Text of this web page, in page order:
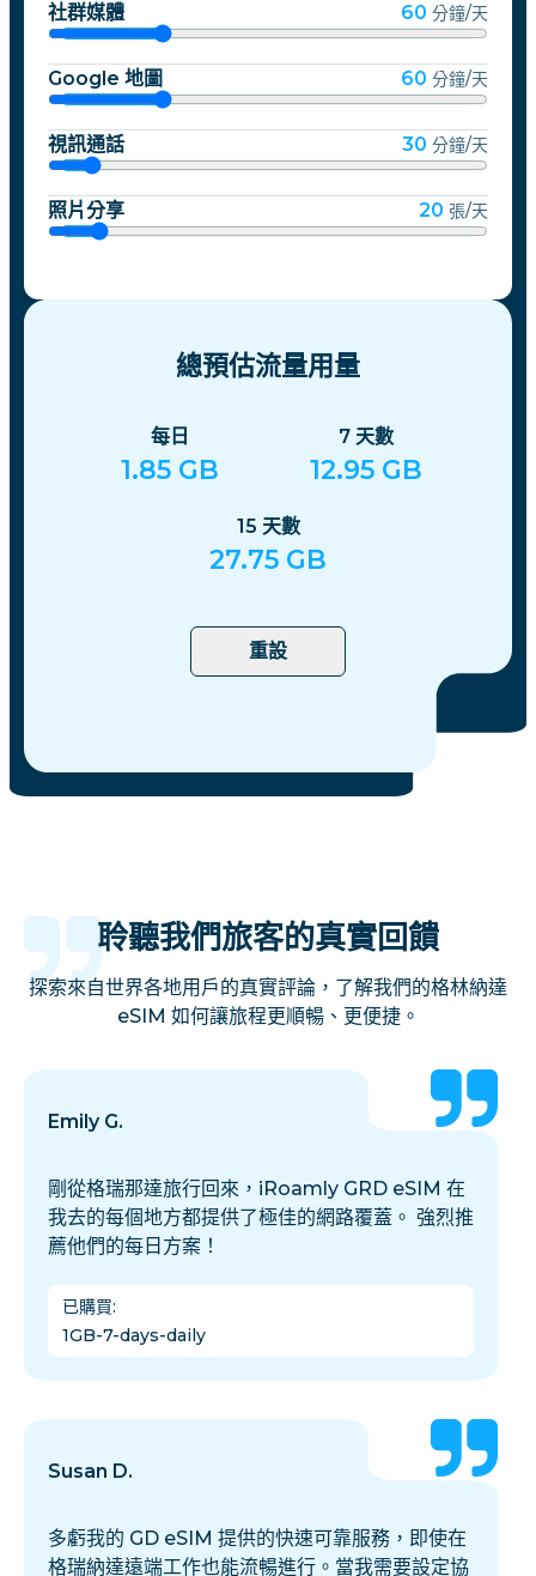
社群媒體 60 分鐘/天
Google 地圖 60 分鐘/天
視訊通話 30 分鐘/天
照片分享 20 張/天
總預估流量用量
每日
1.85 GB
7 天數
12.95 GB
15 天數
27.75 GB
重設
聆聽我們旅客的真實回饋
探索來自世界各地用戶的真實評論，了解我們的格林納達
eSIM 如何讓旅程更順暢、更便捷。
Emily G.
剛從格瑞那達旅行回來，iRoamly GRD eSIM 在
我去的每個地方都提供了極佳的網路覆蓋。 強烈推
薦他們的每日方案！
已購買:
1GB-7-days-daily
Susan D.
多虧我的 GD eSIM 提供的快速可靠服務，即使在
格瑞納達遠端工作也能流暢進行。當我需要設定協